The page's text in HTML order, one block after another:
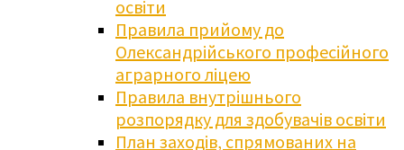
освіти
Правила прийому до
Олександрійського професійного
аграрного ліцею
Правила внутрішнього
розпорядку для здобувачів освіти
План заходів, спрямованих на